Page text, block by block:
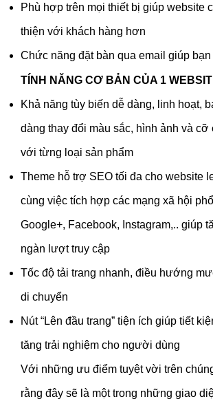
Phù hợp trên mọi thiết bị giúp website
thiện với khách hàng hơn
Chức năng đặt bàn qua email giúp
TÍNH NĂNG CƠ BẢN CỦA 1
Khả năng tùy biến dễ dàng, linh hoạt,
dàng thay đổi màu sắc, hình ảnh và
với từng loại sản phẩm
Theme hỗ trợ SEO tối đa cho website
cùng việc tích hợp các mạng xã hội
Google+, Facebook, Instagram,.. giúp
ngàn lượt truy cập
Tốc độ tải trang nhanh, điều hướng
di chuyển
Nút “Lên đầu trang” tiện ích giúp tiết
tăng trải nghiệm cho người dùng
Với những ưu điểm tuyệt vời trên
rằng đây sẽ là một trong những giao